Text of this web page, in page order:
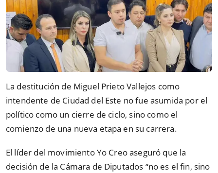
La destitución de Miguel Prieto Vallejos como
intendente de Ciudad del Este no fue asumida por el
político como un cierre de ciclo, sino como el
comienzo de una nueva etapa en su carrera.
El líder del movimiento Yo Creo aseguró que la
decisión de la Cámara de Diputados “no es el fin, sino